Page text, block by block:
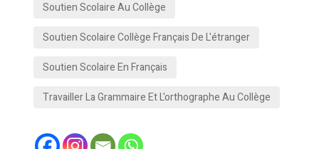
Soutien Scolaire Au Collège
Soutien Scolaire Collège Français De L'étranger
Soutien Scolaire En Français
Travailler La Grammaire Et L'orthographe Au Collège